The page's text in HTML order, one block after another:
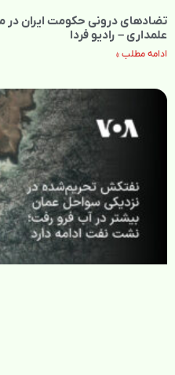
تضادهای درونی حکومت ایران در
علمداری – رادیو فردا
ادامه مطلب »